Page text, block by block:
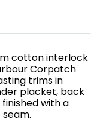
cotton interlock
Corpatch
trims in
placket, back
with a